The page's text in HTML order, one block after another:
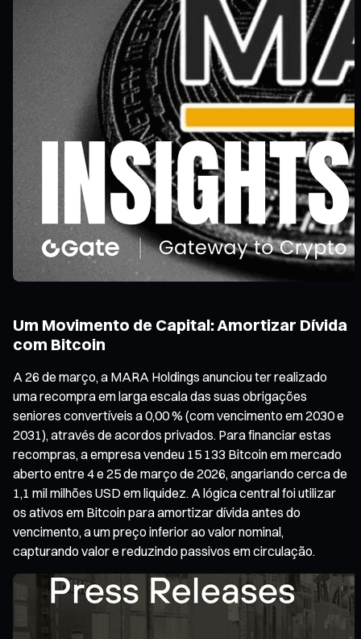
Um Movimento de Capital: Amortizar Dívida
com Bitcoin
A 26 de março, a MARA Holdings anunciou ter realizado
uma recompra em larga escala das suas obrigações
seniores convertíveis a 0,00 % (com vencimento em 2030 e
2031), através de acordos privados. Para financiar estas
recompras, a empresa vendeu 15 133 Bitcoin em mercado
aberto entre 4 e 25 de março de 2026, angariando cerca de
1,1 mil milhões USD em liquidez. A lógica central foi utilizar
os ativos em Bitcoin para amortizar dívida antes do
vencimento, a um preço inferior ao valor nominal,
capturando valor e reduzindo passivos em circulação.